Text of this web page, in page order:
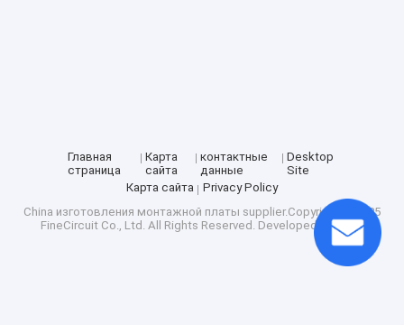
Главная
страница
Карта
сайта
контактные
данные
Desktop
Site
Карта сайта
Privacy Policy
China изготовления монтажной платы supplier.Copyright © 2025
FineCircuit Co., Ltd. All Rights Reserved. Developed byECER